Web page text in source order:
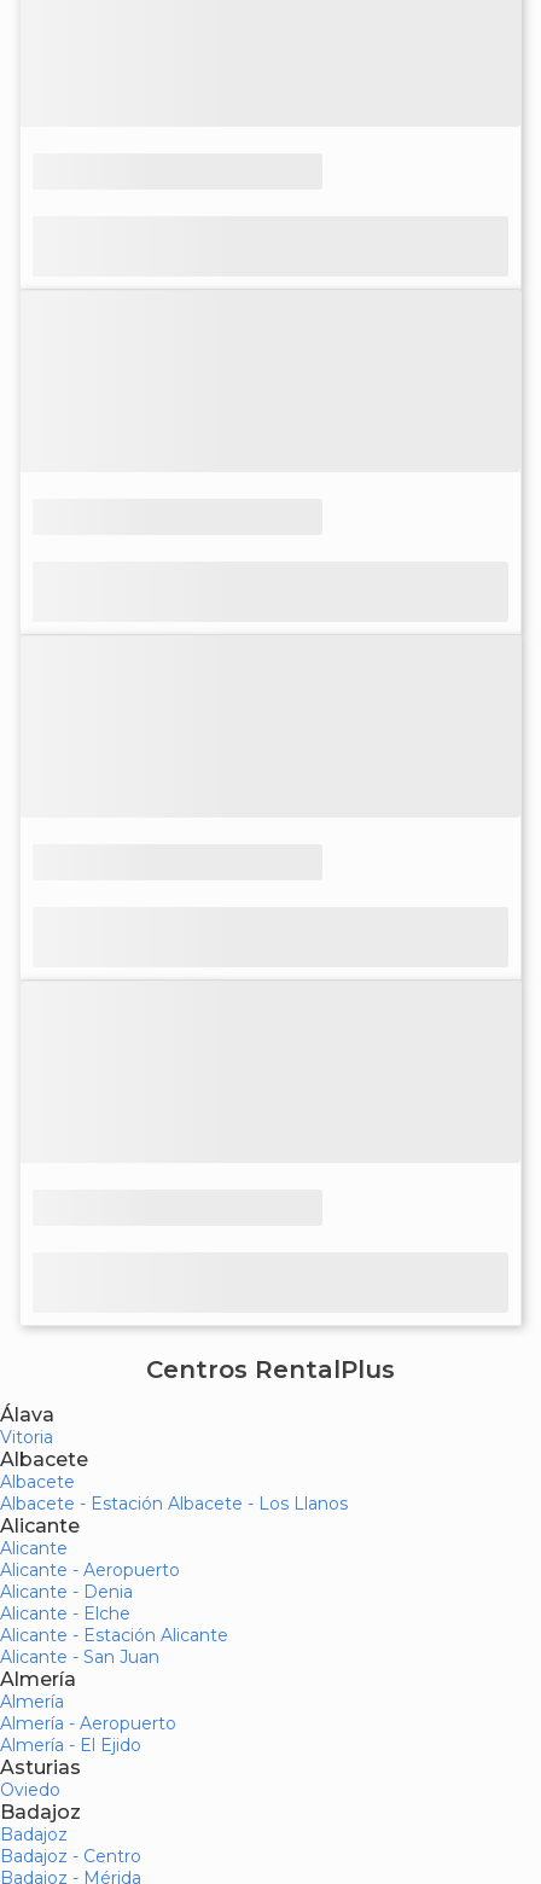
Centros RentalPlus
Álava
Vitoria
Albacete
Albacete
Albacete - Estación Albacete - Los Llanos
Alicante
Alicante
Alicante - Aeropuerto
Alicante - Denia
Alicante - Elche
Alicante - Estación Alicante
Alicante - San Juan
Almería
Almería
Almería - Aeropuerto
Almería - El Ejido
Asturias
Oviedo
Badajoz
Badajoz
Badajoz - Centro
Badajoz - Mérida